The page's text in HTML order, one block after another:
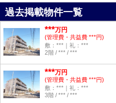
過去掲載物件一覧
***万円
(管理費・共益費 ***円)
敷：***｜礼：***
2階 / *** / ***
***万円
(管理費・共益費 ***円)
敷：***｜礼：***
3階 / *** / ***